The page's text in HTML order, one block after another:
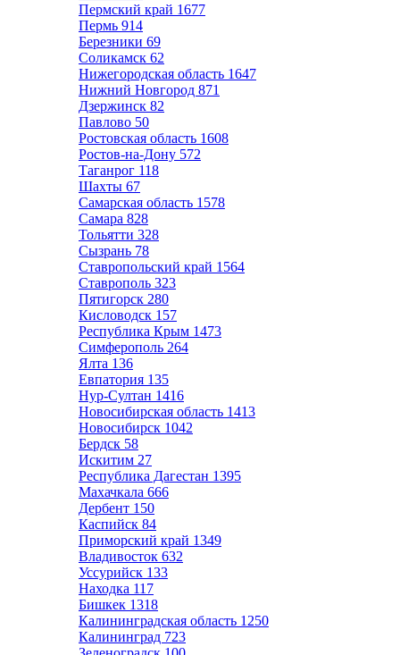
Пермский край 1677
Пермь 914
Березники 69
Соликамск 62
Нижегородская область 1647
Нижний Новгород 871
Дзержинск 82
Павлово 50
Ростовская область 1608
Ростов-на-Дону 572
Таганрог 118
Шахты 67
Самарская область 1578
Самара 828
Тольятти 328
Сызрань 78
Ставропольский край 1564
Ставрополь 323
Пятигорск 280
Кисловодск 157
Республика Крым 1473
Симферополь 264
Ялта 136
Евпатория 135
Нур-Султан 1416
Новосибирская область 1413
Новосибирск 1042
Бердск 58
Искитим 27
Республика Дагестан 1395
Махачкала 666
Дербент 150
Каспийск 84
Приморский край 1349
Владивосток 632
Уссурийск 133
Находка 117
Бишкек 1318
Калининградская область 1250
Калининград 723